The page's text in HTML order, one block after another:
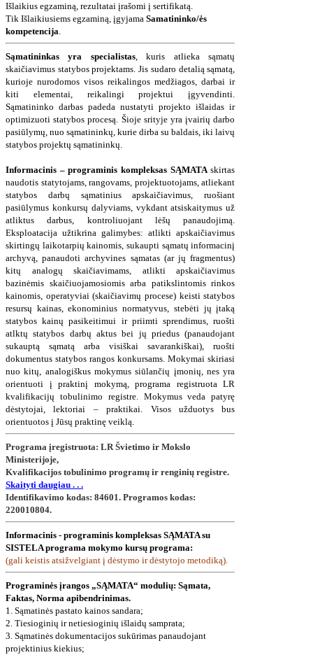
Išlaikius egzaminą, rezultatai įrašomi į sertifikatą.
Tik Išlaikiusiems egzaminą, įgyjama Samatininko/ės
kompetencija.
Sąmatininkas yra specialistas, kuris atlieka sąmatų
skaičiavimus statybos projektams. Jis sudaro detalią sąmatą,
kurioje nurodomos visos reikalingos medžiagos, darbai ir
kiti elementai, reikalingi projektui įgyvendinti.
Sąmatininko darbas padeda nustatyti projekto išlaidas ir
optimizuoti statybos procesą. Šioje srityje yra įvairių darbo
pasiūlymų, nuo sąmatininkų, kurie dirba su baldais, iki laivų
statybos projektų sąmatininkų.
Informacinis – programinis kompleksas SĄMATAskirtas
naudotis statytojams, rangovams, projektuotojams, atliekant
statybos darbų sąmatinius apskaičiavimus, ruošiant
pasiūlymus konkursų dalyviams, vykdant atsiskaitymus už
atliktus darbus, kontroliuojant lėšų panaudojimą.
Eksploatacija užtikrina galimybes: atlikti apskaičiavimus
skirtingų laikotarpių kainomis, sukaupti sąmatų informacinį
archyvą, panaudoti archyvines sąmatas (ar jų fragmentus)
kitų analogų skaičiavimams, atlikti apskaičiavimus
bazinėmis skaičiuojamosiomis arba patikslintomis rinkos
kainomis, operatyviai (skaičiavimų procese) keisti statybos
resursų kainas, ekonominius normatyvus, stebėti jų įtaką
statybos kainų pasikeitimui ir priimti sprendimus, ruošti
atlktų statybos darbų aktus bei jų priedus (panaudojant
sukauptą sąmatą arba visiškai savarankiškai), ruošti
dokumentus statybos rangos konkursams.Mokymai skiriasi
nuo kitų, analogiškus mokymus siūlančių įmonių, nes yra
orientuoti į praktinį mokymą, programa registruota LR
kvalifikacijų tobulinimo registre. Mokymus veda patyrę
dėstytojai, lektoriai – praktikai. Visos užduotys bus
orientuotos į Jūsų praktinę veiklą.
Programa įregistruota: LR Švietimo ir Mokslo
Ministerijoje,
Kvalifikacijos tobulinimo programų ir renginių registre.
Skaityti daugiau . . .
Identifikavimo kodas: 84601. Programos kodas:
220010804.
Informacinis - programinis kompleksas SĄMATA su
SISTELA programa mokymo kursų programa:
(gali keistis atsižvelgiant į dėstymo ir dėstytojo metodiką).
Programinės įrangos „SĄMATA“ modulių: Sąmata,
Faktas, Norma apibendrinimas.
1. Sąmatinės pastato kainos sandara;
2. Tiesioginių ir netiesioginių išlaidų samprata;
3. Sąmatinės dokumentacijos sukūrimas panaudojant
projektinius kiekius;